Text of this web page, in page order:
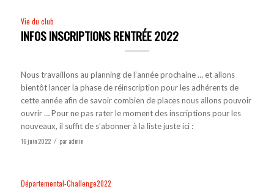
Vie du club
INFOS INSCRIPTIONS RENTRÉE 2022
Nous travaillons au planning de l’année prochaine … et allons
bientôt lancer la phase de réinscription pour les adhérents de
cette année afin de savoir combien de places nous allons pouvoir
ouvrir … Pour ne pas rater le moment des inscriptions pour les
nouveaux, il suffit de s’abonner à la liste juste ici :
16 juin 2022 / paradmin
Départemental-Challenge2022